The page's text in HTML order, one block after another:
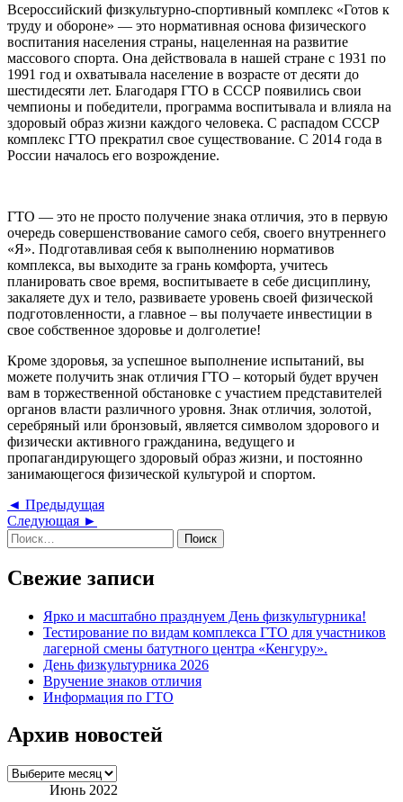
Всероссийский физкультурно-спортивный комплекс «Готов к
труду и обороне» — это нормативная основа физического
воспитания населения страны, нацеленная на развитие
массового спорта. Она действовала в нашей стране с 1931 по
1991 год и охватывала население в возрасте от десяти до
шестидесяти лет. Благодаря ГТО в СССР появились свои
чемпионы и победители, программа воспитывала и влияла на
здоровый образ жизни каждого человека. С распадом СССР
комплекс ГТО прекратил свое существование. С 2014 года в
России началось его возрождение.
ГТО — это не просто получение знака отличия, это в первую
очередь совершенствование самого себя, своего внутреннего
«Я». Подготавливая себя к выполнению нормативов
комплекса, вы выходите за грань комфорта, учитесь
планировать свое время, воспитываете в себе дисциплину,
закаляете дух и тело, развиваете уровень своей физической
подготовленности, а главное – вы получаете инвестиции в
свое собственное здоровье и долголетие!
Кроме здоровья, за успешное выполнение испытаний, вы
можете получить знак отличия ГТО – который будет вручен
вам в торжественной обстановке с участием представителей
органов власти различного уровня. Знак отличия, золотой,
серебряный или бронзовый, является символом здорового и
физически активного гражданина, ведущего и
пропагандирующего здоровый образ жизни, и постоянно
занимающегося физической культурой и спортом.
Навигация
по
записям
◄ ПредыдущаяПредыдущая
Следующая ►
Найти:
Свежие записи
Ярко и масштабно празднуем День физкультурника!
Тестирование по видам комплекса ГТО для участников
лагерной смены батутного центра «Кенгуру».
День физкультурника 2026
Вручение знаков отличия
Информация по ГТО
Архив новостей
Архив
новостейИюнь 2022